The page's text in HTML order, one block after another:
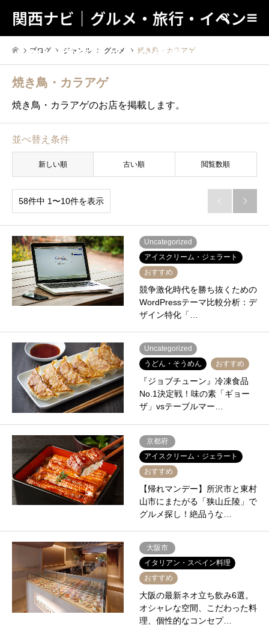
関西ナビ｜グルメ・旅行・イベン
トの地域情報の総合検索サイト！
検索
ブログ ジャンル グルメ 焼き鳥・カラアゲ
焼き鳥・カラアゲ
焼き鳥・カラアゲのお店を掲載します。
並べ替え条件
新しい順 古い順 閲覧数順
58件中 1〜10件を表示  
Uncategorized
アイスクリーム・ジェラート
おすすめ
競争激化時代を勝ち抜くための
WordPressテーマ比較分析：デ
ザイン特化「…
Uncategorized
うどん・そうめん
おすすめ
『ジョブチューン』冷凍食品
No.1決定戦！味の素「ギョー
ザ」vsテーブルマー…
京都府
アイスクリーム・ジェラート
おすすめ
【帰れマンデー】所沢市と東村
山市にまたがる「狭山丘陵」で
グルメ探し！絶品うな…
大阪市
イタリアン・スペイン料理
おすすめ
大阪の最新ネオ立ち飲み6選。
オシャレな空間、こだわった料
理、個性的なコンセプ…